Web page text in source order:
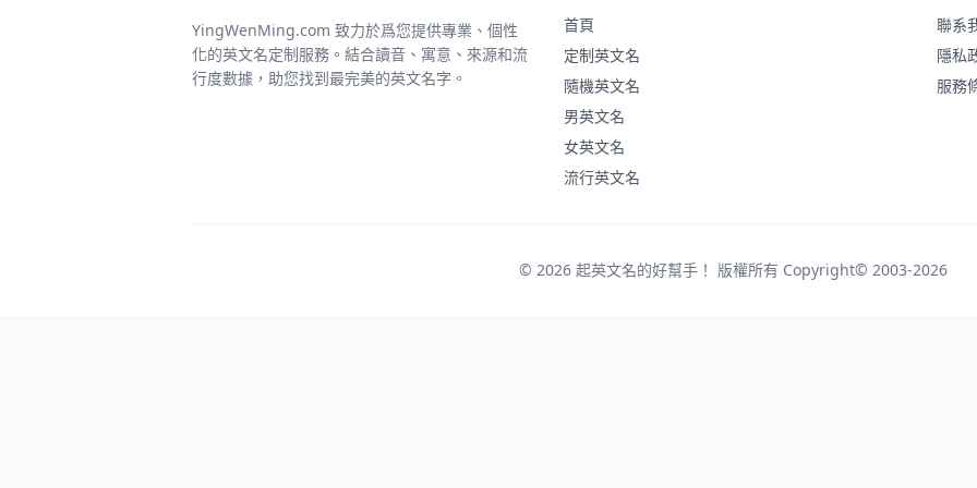
YingWenMing.com 致力於爲您提供專業、個性
化的英文名定制服務。結合讀音、寓意、來源和流
行度數據，助您找到最完美的英文名字。
首頁
定制英文名
隨機英文名
男英文名
女英文名
流行英文名
聯系
隱私
服務
© 2026 起英文名的好幫手！ 版權所有 Copyright© 2003-2026